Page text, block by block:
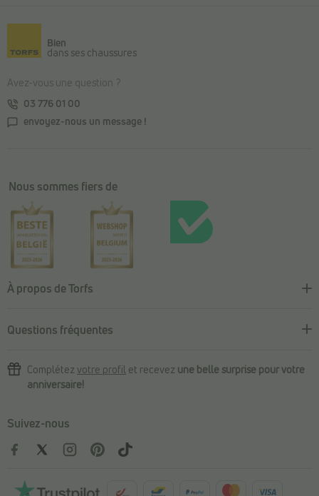
Bien
dans ses chaussures
Avez-vous une question ?
03 776 01 00
envoyez-nous un message !
Nous sommes fiers de
À propos de Torfs
Questions fréquentes
Complétez votre profil et recevez une belle surprise pour votre
anniversaire!
Suivez-nous